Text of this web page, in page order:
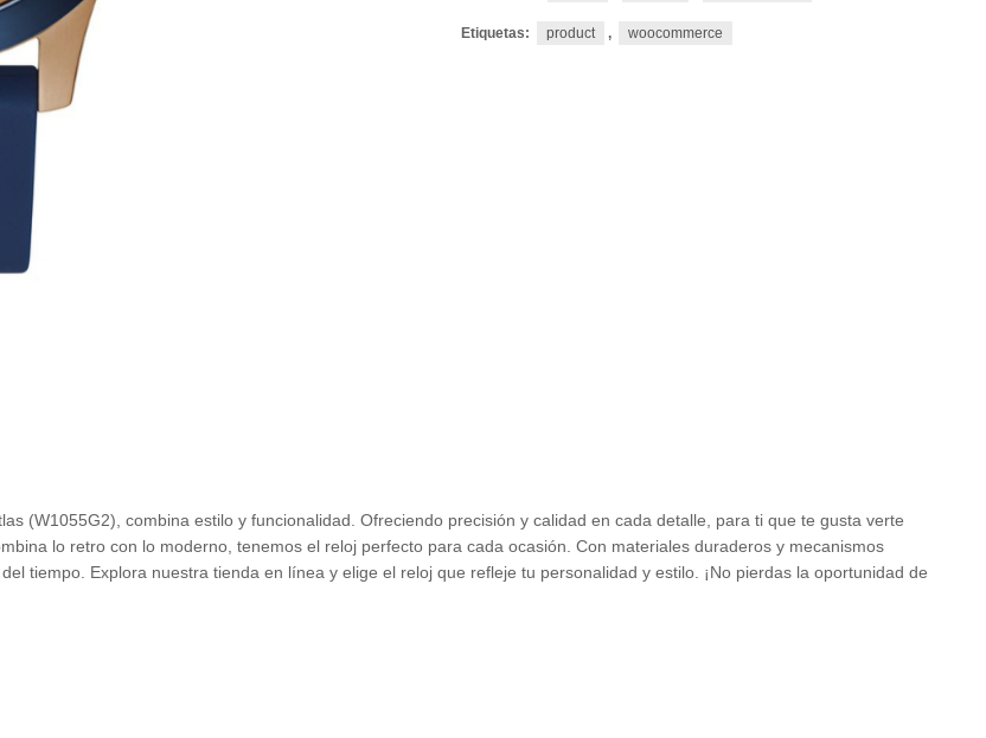
Etiquetas: product , woocommerce
(W1055G2), combina estilo y funcionalidad. Ofreciendo precisión y calidad en cada detalle, para ti que te gusta verte
lo retro con lo moderno, tenemos el reloj perfecto para cada ocasión. Con materiales duraderos y mecanismos
tiempo. Explora nuestra tienda en línea y elige el reloj que refleje tu personalidad y estilo. ¡No pierdas la oportunidad de